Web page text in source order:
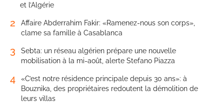
et l’Algérie
2
Affaire Abderrahim Fakir: «Ramenez-nous son corps»,
clame sa famille à Casablanca
3
Sebta: un réseau algérien prépare une nouvelle
mobilisation à la mi-août, alerte Stefano Piazza
4
«C’est notre résidence principale depuis 30 ans»: à
Bouznika, des propriétaires redoutent la démolition de
leurs villas